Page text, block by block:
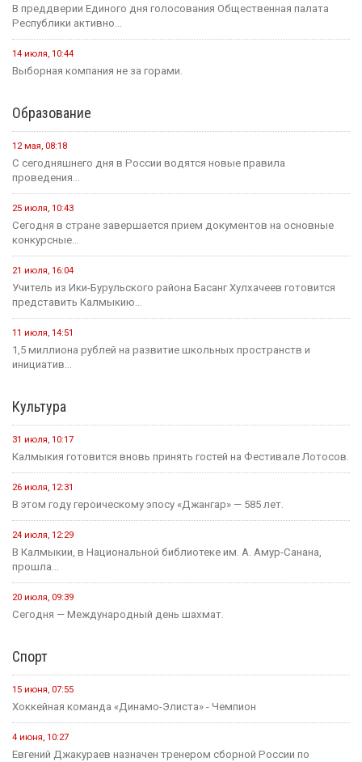
В преддверии Единого дня голосования Общественная палата
Республики активно...
14 июля, 10:44
Выборная компания не за горами.
Образование
12 мая, 08:18
С сегодняшнего дня в России водятся новые правила
проведения...
25 июля, 10:43
Сегодня в стране завершается прием документов на основные
конкурсные...
21 июля, 16:04
Учитель из Ики-Бурульского района Басанг Хулхачеев готовится
представить Калмыкию...
11 июля, 14:51
1,5 миллиона рублей на развитие школьных пространств и
инициатив...
Культура
31 июля, 10:17
Калмыкия готовится вновь принять гостей на Фестивале Лотосов.
26 июля, 12:31
В этом году героическому эпосу «Джангар» — 585 лет.
24 июля, 12:29
В Калмыкии, в Национальной библиотеке им. А. Амур-Санана,
прошла...
20 июля, 09:39
Сегодня — Международный день шахмат.
Спорт
15 июня, 07:55
Хоккейная команда «Динамо-Элиста» - Чемпион
4 июня, 10:27
Евгений Джакураев назначен тренером сборной России по